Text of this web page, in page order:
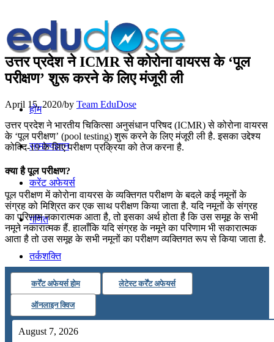
होम
सामान्यज्ञान
करेंट अफेयर्स
गणित
तर्कशक्ति
कंप्यूटर
अंग्रेजी
उत्तर प्रदेश ने ICMR से कोरोना वायरस के ‘पूल
परीक्षण’ शुरू करने के लिए मंजूरी ली
April 15, 2020/by Team EduDose
उत्तर प्रदेश ने भारतीय चिकित्सा अनुसंधान परिषद (ICMR) से कोरोना वायरस
के ‘पूल परीक्षण’ (pool testing) शुरू करने के लिए मंजूरी ली है. इसका उद्देश्य
कोविद-19 के लिए परीक्षण प्रक्रिया को तेज करना है.
क्या है पूल परीक्षण?
पूल परीक्षण में कोरोना वायरस के व्यक्तिगत परीक्षण के बदले कई नमूनों के
संग्रह को मिश्रित कर एक साथ परीक्षण किया जाता है. यदि नमूनों के संग्रह
का परिणाम नकारात्मक आता है, तो इसका अर्थ होता है कि उस समूह के सभी
नमूने नकारात्मक हैं. हालाँकि यदि संग्रह के नमूने का परिणाम भी सकारात्मक
आता है तो उस समूह के सभी नमूनों का परीक्षण व्यक्तिगत रूप से किया जाता है.
कर्रेंट अफेयर्स होम लेटेस्ट कर्रेंट अफेयर्स
ऑनलाइन क्विज
August 7, 2026